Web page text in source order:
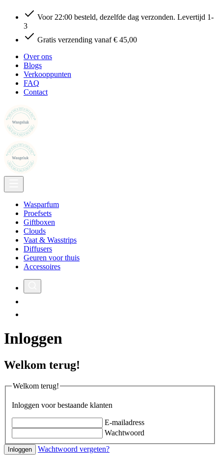
Voor 22:00 besteld, dezelfde dag verzonden. Levertijd 1-
3
Gratis verzending vanaf € 45,00
Over ons
Blogs
Verkooppunten
FAQ
Contact
Wasparfum
Proefsets
Giftboxen
Clouds
Vaat & Wasstrips
Diffusers
Geuren voor thuis
Accessoires
Inloggen
Welkom terug!
Welkom terug!
Inloggen voor bestaande klanten
E-mailadress
Wachtwoord
Inloggen Wachtwoord vergeten?